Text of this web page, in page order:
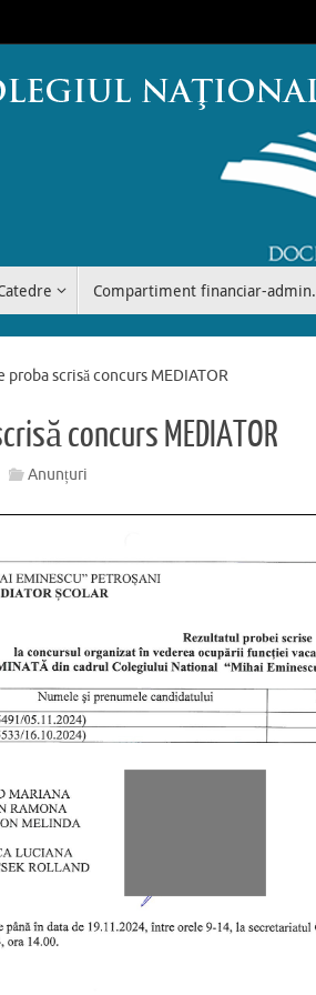
Compartiment financiar-admin.
proba scrisă concurs MEDIATOR
concurs MEDIATOR
Anunțuri